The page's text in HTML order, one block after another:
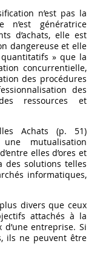
n’est pas la
n’est génératrice
d’achats, elle est
dangereuse et elle
» que la
concurrentielle,
des procédures
des
ressources et
Achats (p. 51)
mutualisation
elles d’ores et
des solutions telles
informatiques,
divers que ceux
attachés à la
entreprise. Si
ils ne peuvent être